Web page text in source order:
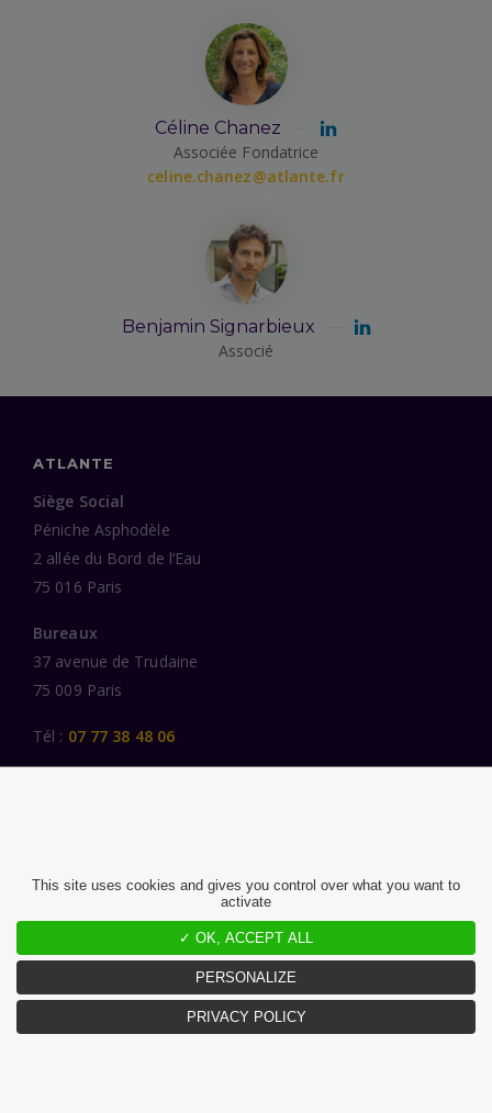
Céline Chanez
Associée Fondatrice
celine.chanez@atlante.fr
Benjamin Signarbieux
Associé
ATLANTE
Siège Social
Péniche Asphodèle
2 allée du Bord de l’Eau
75 016 Paris
Bureaux
37 avenue de Trudaine
75 009 Paris
Tél : 07 77 38 48 06
DES FEMMES ET DES HOMMES ENGAGÉS
MENTIONS LÉGALES ET CGU
This site uses cookies and gives you control over what you want to
activate
✓ OK, ACCEPT ALL
PERSONALIZE
PRIVACY POLICY